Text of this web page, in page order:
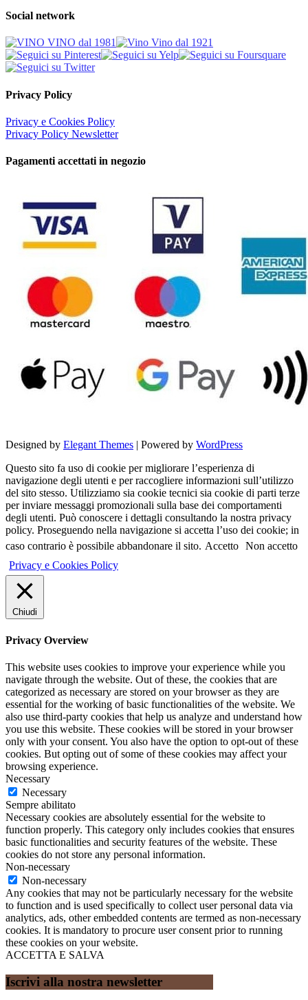
Social network
Privacy Policy
Privacy e Cookies Policy
Privacy Policy Newsletter
Pagamenti accettati in negozio
Designed by Elegant Themes | Powered by WordPress
Questo sito fa uso di cookie per migliorare l’esperienza di
navigazione degli utenti e per raccogliere informazioni sull’utilizzo
del sito stesso. Utilizziamo sia cookie tecnici sia cookie di parti terze
per inviare messaggi promozionali sulla base dei comportamenti
degli utenti. Può conoscere i dettagli consultando la nostra privacy
policy. Proseguendo nella navigazione si accetta l’uso dei cookie; in
caso contrario è possibile abbandonare il sito. Accetto Non accetto
Privacy e Cookies Policy
Chiudi
Privacy Overview
This website uses cookies to improve your experience while you
navigate through the website. Out of these, the cookies that are
categorized as necessary are stored on your browser as they are
essential for the working of basic functionalities of the website. We
also use third-party cookies that help us analyze and understand how
you use this website. These cookies will be stored in your browser
only with your consent. You also have the option to opt-out of these
cookies. But opting out of some of these cookies may affect your
browsing experience.
Necessary
Necessary
Sempre abilitato
Necessary cookies are absolutely essential for the website to
function properly. This category only includes cookies that ensures
basic functionalities and security features of the website. These
cookies do not store any personal information.
Non-necessary
Non-necessary
Any cookies that may not be particularly necessary for the website
to function and is used specifically to collect user personal data via
analytics, ads, other embedded contents are termed as non-necessary
cookies. It is mandatory to procure user consent prior to running
these cookies on your website.
ACCETTA E SALVA
Iscrivi alla nostra newsletter